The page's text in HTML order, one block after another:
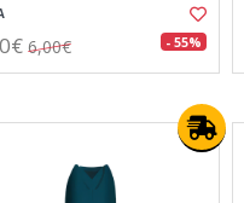
6,00€ - 55%